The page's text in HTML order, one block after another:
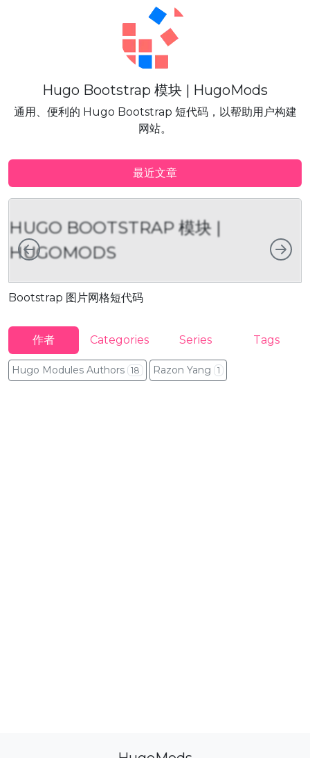
Hugo Bootstrap 模块 | HugoMods
通用、便利的 Hugo Bootstrap 短代码，以帮助用户构建
网站。
最近文章
HUGO BOOTSTRAP 模块 |
HUGOMODS
Bootstrap 图片网格短代码
向左 向
作者 Categories Series Tags
Hugo Modules Authors 18 Razon Yang 1